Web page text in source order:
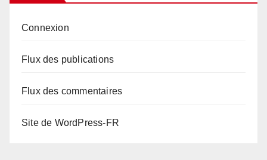
Connexion
Flux des publications
Flux des commentaires
Site de WordPress-FR